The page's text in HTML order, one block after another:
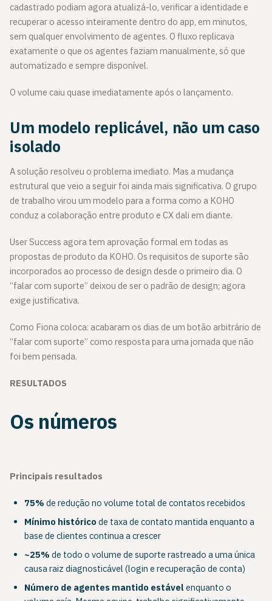
cadastrado podiam agora atualizá-lo, verificar a identidade e
recuperar o acesso inteiramente dentro do app, em minutos,
sem qualquer envolvimento de agentes. O fluxo replicava
exatamente o que os agentes faziam manualmente, só que
automatizado e sempre disponível.
O volume caiu quase imediatamente após o lançamento.
Um modelo replicável, não um caso
isolado
A solução resolveu o problema imediato. Mas a mudança
estrutural que veio a seguir foi ainda mais significativa. O grupo
de trabalho virou um modelo para a forma como a KOHO
conduz a colaboração entre produto e CX dali em diante.
User Success agora tem aprovação formal em todas as
propostas de produto da KOHO. Os requisitos de suporte são
incorporados ao processo de design desde o primeiro dia. O
“falar com suporte” deixou de ser o padrão de design; agora
exige justificativa.
Como Fiona coloca: acabaram os dias de um botão arbitrário de
“falar com suporte” como resposta para uma jornada que não
foi bem pensada.
RESULTADOS
Os números
Principais resultados
75%de redução no volume total de contatos recebidos
Mínimo históricode taxa de contato mantida enquanto a
base de clientes continua a crescer
~25%de todo o volume de suporte rastreado a uma única
causa raiz diagnosticável (login e recuperação de conta)
Número de agentes mantido estávelenquanto o